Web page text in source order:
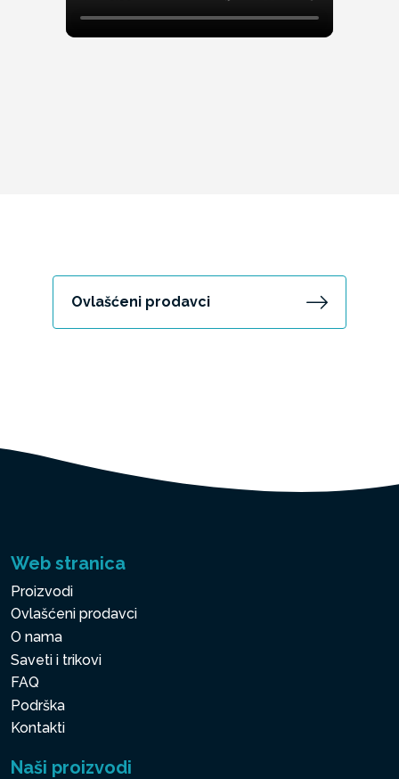
Ovlašćeni prodavci
Web stranica
Proizvodi
Ovlašćeni prodavci
O nama
Saveti i trikovi
FAQ
Podrška
Kontakti
Naši proizvodi